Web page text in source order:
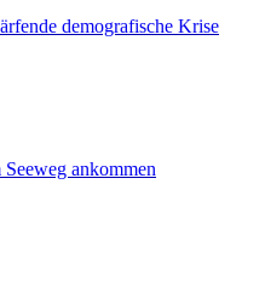
demografische Krise
ankommen